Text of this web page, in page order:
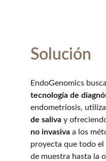
Solución
EndoGenomics
tecnología de
endometriosis,
de saliva y
no invasiva a los
proyecta que todo el
de muestra hasta la